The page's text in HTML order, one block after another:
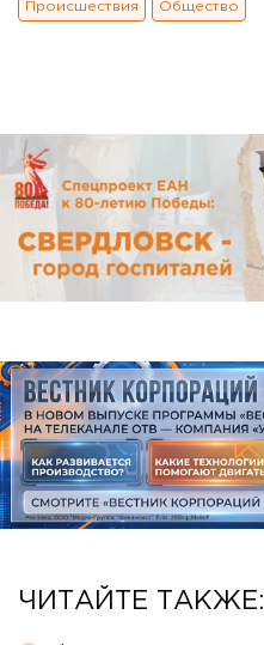
Происшествия Общество
ЧИТАЙТЕ ТАКЖЕ: